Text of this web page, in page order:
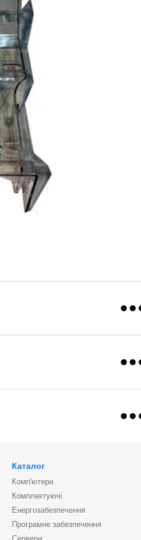
Каталог
Комп'ютери
Комплектуючі
Енергозабезпечення
Програмне забезпечення